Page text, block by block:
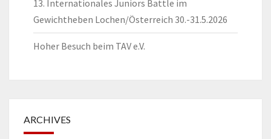
13. Internationales Juniors Battle im
Gewichtheben Lochen/Österreich 30.-31.5.2026
Hoher Besuch beim TAV e.V.
ARCHIVES